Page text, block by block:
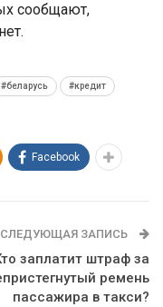
сообщают,
#беларусь #кредит
Facebook
СЛЕДУЮЩАЯ ЗАПИСЬ
заплатит штраф за
ремень
пассажира в такси?